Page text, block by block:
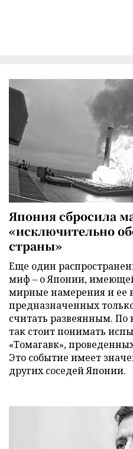
Япония сбросила
«исключительно
страны»
Еще один
миф – о Японии,
мирные намерения и ее
предназначенных
считать развеянным.
так стоит понимать
«Томагавк»,
Это событие имеет
других соседей Японии.